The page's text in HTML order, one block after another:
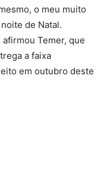
o meu muito
de Natal.
afirmou Temer, que
a faixa
em outubro deste